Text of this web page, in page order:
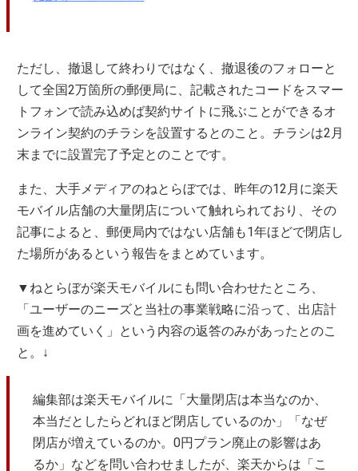
ただし、撤退して終わりではなく、撤退後のフォローと
して全国2万箇所の郵便局に、記載されたコードをスマー
トフォンで読み込めば契約サイトに飛ぶことができるオ
ンライン契約のチラシを設置するとのこと。チラシは2月
末までに設置完了予定とのことです。
また、大手メディアのねとらぼでは、昨年の12月に楽天
モバイル店舗の大量閉店について触れられており、その
記事によると、郵便局内ではない店舗も1年ほどで閉店し
た場所があるという報告をまとめています。
▼ねとらぼが楽天モバイルにも問い合わせたところ、
「ユーザーのニーズと当社の事業戦略に沿って、出店計
画を進めていく」という内容の返答のみがあったとのこ
と。↓
編集部は楽天モバイルに「大量閉店は本当なのか、
本当だとしたらどれほど閉店しているのか」「なぜ
閉店が増えているのか。0円プラン廃止の影響はあ
るか」などを問い合わせましたが、楽天からは「こ